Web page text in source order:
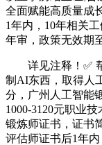
全面赋能高质量成
1年内，10年相关
年审，政策无效期
详见注释！✅ 帮
制AI东西，取得人
分，广州人工智能
1000-3120元职业
锻炼师证书，证书
评估师证书后1年